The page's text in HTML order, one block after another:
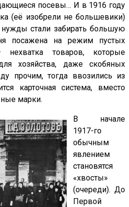
посевы… И в 1916 году
(её изобрели не большевики)
стали забирать большую
посажена на режим пустых
товаров, которые
хозяйства, даже скобяных
прочим, тогда ввозились из
карточная система, вместо
марки.
В начале
1917-го
обычным
явлением
становятся
«хвосты»
(очереди). До
Первой